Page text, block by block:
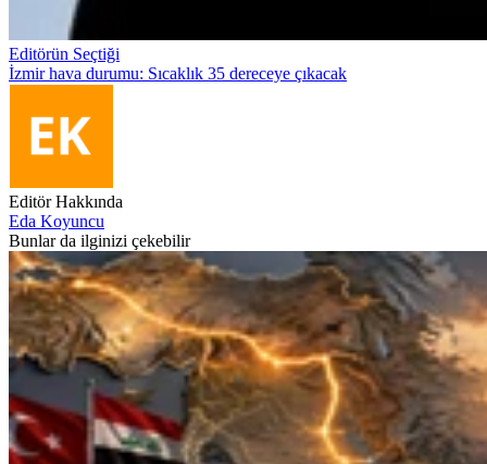
Editörün Seçtiği
İzmir hava durumu: Sıcaklık 35 dereceye çıkacak
Editör Hakkında
Eda Koyuncu
Bunlar da ilginizi çekebilir